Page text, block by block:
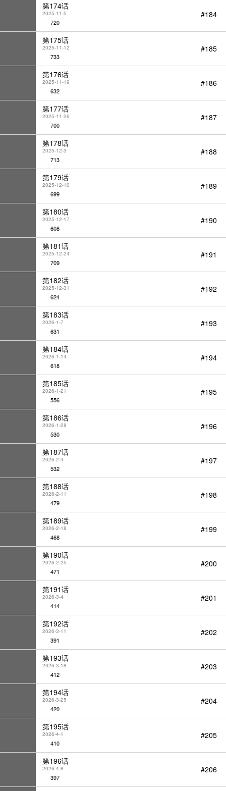
第174话
2025-11-5
720
#184
第175话
2025-11-12
733
#185
第176话
2025-11-19
632
#186
第177话
2025-11-26
700
#187
第178话
2025-12-3
713
#188
第179话
2025-12-10
699
#189
第180话
2025-12-17
608
#190
第181话
2025-12-24
709
#191
第182话
2025-12-31
624
#192
第183话
2026-1-7
631
#193
第184话
2026-1-14
618
#194
第185话
2026-1-21
556
#195
第186话
2026-1-28
530
#196
第187话
2026-2-4
532
#197
第188话
2026-2-11
479
#198
第189话
2026-2-18
468
#199
第190话
2026-2-25
471
#200
第191话
2026-3-4
414
#201
第192话
2026-3-11
391
#202
第193话
2026-3-18
412
#203
第194话
2026-3-25
420
#204
第195话
2026-4-1
410
#205
第196话
2026-4-8
397
#206